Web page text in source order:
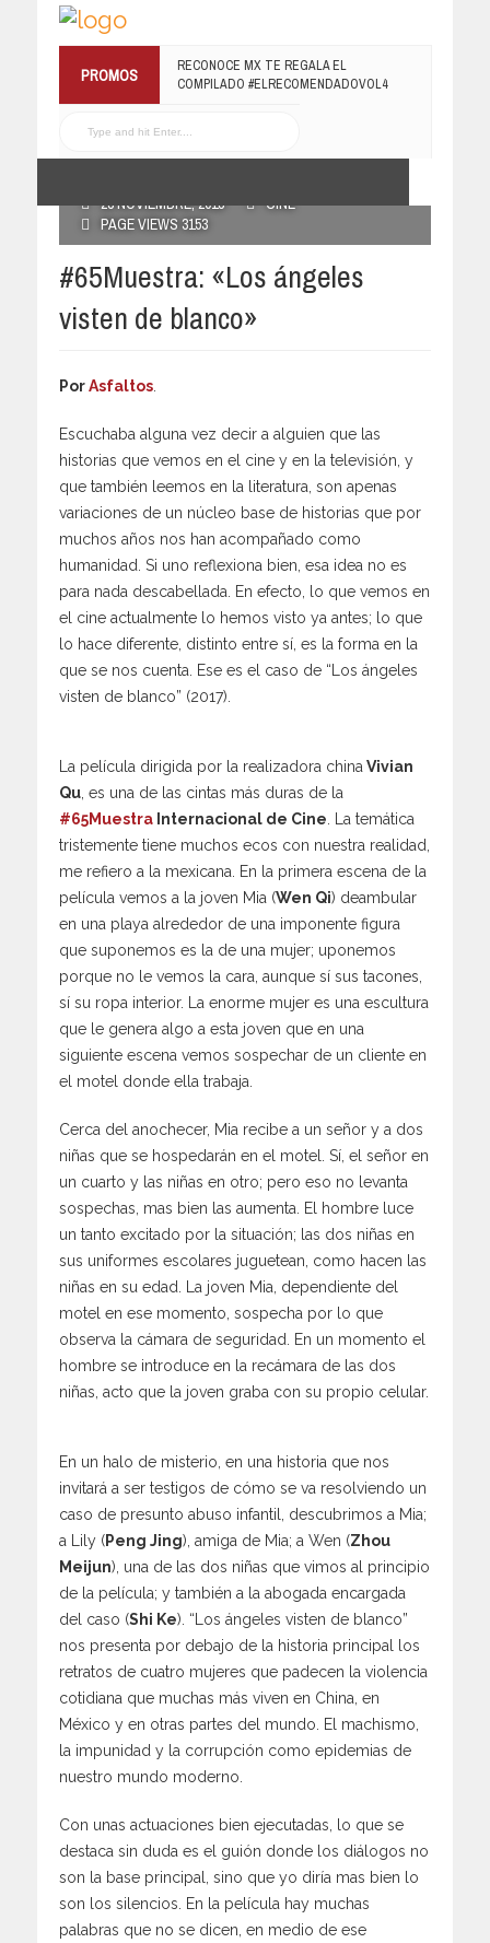
PROMOS
¡TE INVITAMOS A LA PREMIERE DE
LUCHANDO CON MI FAMILIA!
RECONOCE MX TE REGALA EL
28 NOVIEMBRE, 2018
CINE
PAGE VIEWS 3153
#65Muestra: «Los ángeles
visten de blanco»
PorAsfaltos
Escuchaba alguna vez decir a alguien que las
historias que vemos en el cine y en la televisión, y
que también leemos en la literatura, son apenas
variaciones de un núcleo base de historias que por
muchos años nos han acompañado como
humanidad. Si uno reflexiona bien, esa idea no es
para nada descabellada. En efecto, lo que vemos en
el cine actualmente lo hemos visto ya antes; lo que
lo hace diferente, distinto entre sí, es la forma en la
que se nos cuenta. Ese es el caso de “Los ángeles
visten de blanco” (2017).
La película dirigida por la realizadora china Vivian
Qu , es una de las cintas más duras de la
#65Muestra Internacional de Cine . La temática
tristemente tiene muchos ecos con nuestra realidad,
me refiero a la mexicana. En la primera escena de la
película vemos a la joven Mia (Wen Qi) deambular
en una playa alrededor de una imponente figura
que suponemos es la de una mujer; uponemos
porque no le vemos la cara, aunque sí sus tacones,
sí su ropa interior. La enorme mujer es una escultura
que le genera algo a esta joven que en una
siguiente escena vemos sospechar de un cliente en
el motel donde ella trabaja.
Cerca del anochecer, Mia recibe a un señor y a dos
niñas que se hospedarán en el motel. Sí, el señor en
un cuarto y las niñas en otro; pero eso no levanta
sospechas, mas bien las aumenta. El hombre luce
un tanto excitado por la situación; las dos niñas en
sus uniformes escolares juguetean, como hacen las
niñas en su edad. La joven Mia, dependiente del
motel en ese momento, sospecha por lo que
observa la cámara de seguridad. En un momento el
hombre se introduce en la recámara de las dos
niñas, acto que la joven graba con su propio celular.
En un halo de misterio, en una historia que nos
invitará a ser testigos de cómo se va resolviendo un
caso de presunto abuso infantil, descubrimos a Mia;
a Lily (Peng Jing), amiga de Mia; a Wen (Zhou
Meijun), una de las dos niñas que vimos al principio
de la película; y también a la abogada encargada
del caso (Shi Ke). “Los ángeles visten de blanco”
nos presenta por debajo de la historia principal los
retratos de cuatro mujeres que padecen la violencia
cotidiana que muchas más viven en China, en
México y en otras partes del mundo. El machismo,
la impunidad y la corrupción como epidemias de
nuestro mundo moderno.
Con unas actuaciones bien ejecutadas, lo que se
destaca sin duda es el guión donde los diálogos no
son la base principal, sino que yo diría mas bien lo
son los silencios. En la película hay muchas
palabras que no se dicen, en medio de ese